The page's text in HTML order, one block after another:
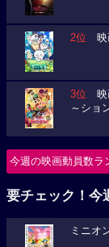
2位 映
3位 映
～ショ
今週の映画動員数ラ
要チェック！今
ミニオ